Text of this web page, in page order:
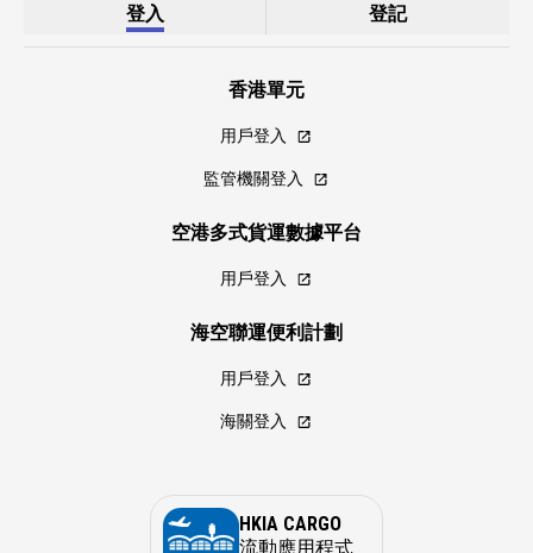
登入 登記
香港單元
用戶登入
監管機關登入
空港多式貨運數據平台
用戶登入
海空聯運便利計劃
用戶登入
海關登入
HKIA CARGO
流動應用程式